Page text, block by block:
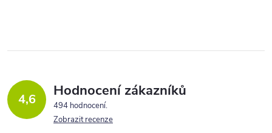
p
v
k
o
á
n 4,6 Hodnocení zákazníků
494 hodnocení
Zobrazit recenze